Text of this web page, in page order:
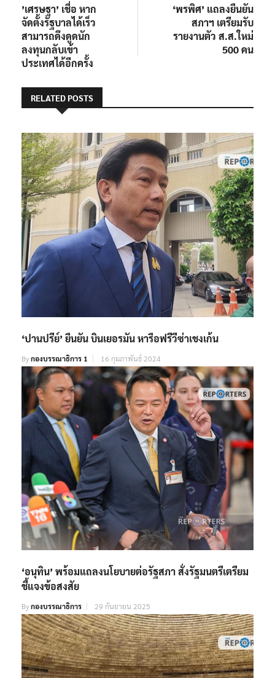
เรื่อง
post:
’เศรษฐา’ เชื่อ หาก
จัดตั้งรัฐบาลได้เร็ว
สามารถดึงดูดนัก
ลงทุนกลับเข้า
ประเทศได้อีกครั้ง
post:
‘พรพิศ’ แถลงยืนยัน
สภาฯ เตรียมรับ
รายงานตัว ส.ส.ใหม่
500 คน
RELATED POSTS
‘ปานปรีย์’ ยืนยัน บินเยอรมัน หารือฟรีวีซ่าเชงเก้น
Byกองบรรณาธิการ 1 16 กุมภาพันธ์ 2024
‘อนุทิน’ พร้อมแถลงนโยบายต่อรัฐสภา สั่งรัฐมนตรีเตรียม
ชี้แจงข้อสงสัย
Byกองบรรณาธิการ 29 กันยายน 2025